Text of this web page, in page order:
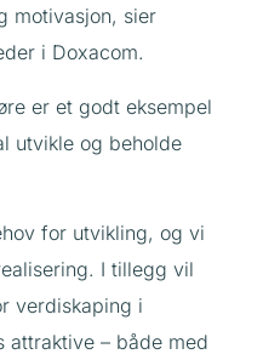
motivasjon, sier
i Doxacom.
er et godt eksempel
utvikle og beholde
for utvikling, og vi
I tillegg vil
verdiskaping i
attraktive – både med